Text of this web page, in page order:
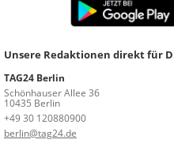
Unsere Redaktionen direkt für
TAG24 Berlin
Schönhauser Allee 36
10435 Berlin
+49 30 120880900
berlin@tag24.de